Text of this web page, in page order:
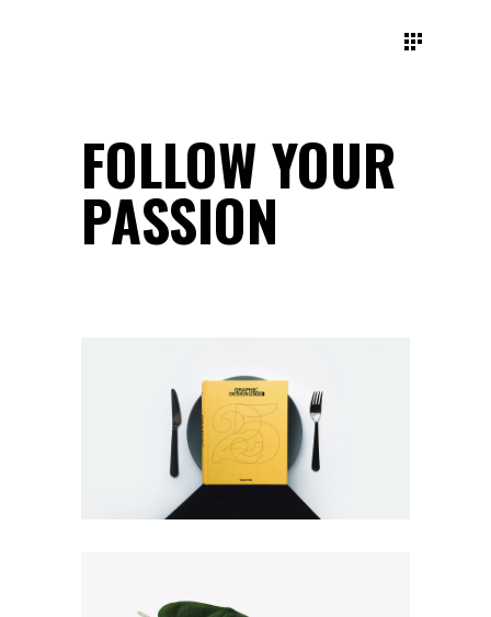
FOLLOW YOUR
PASSION